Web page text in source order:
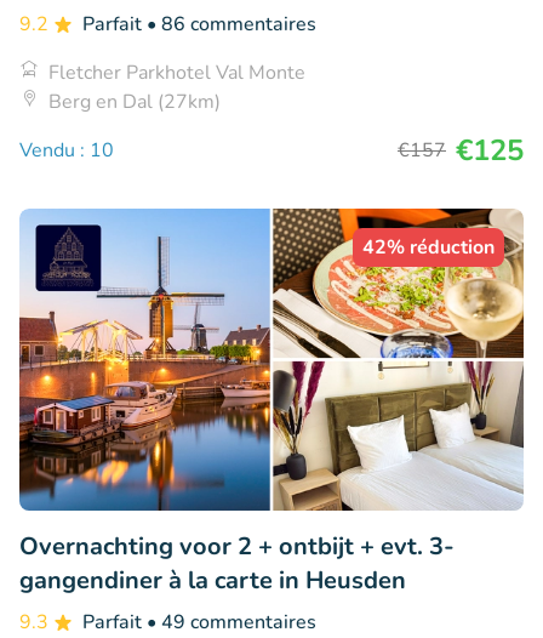
9.2 Parfait • 86 commentaires
Fletcher Parkhotel Val Monte
Berg en Dal (27km)
Vendu : 10
€157 €125
42% réduction
Overnachting voor 2 + ontbijt + evt. 3-
gangendiner à la carte in Heusden
9.3 Parfait • 49 commentaires